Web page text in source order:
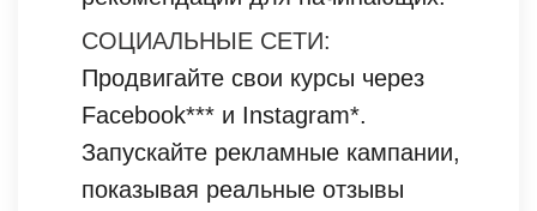
СОЦИАЛЬНЫЕ СЕТИ:
Продвигайте свои курсы через
Facebook*** и Instagram*.
Запускайте рекламные кампании,
показывая реальные отзывы